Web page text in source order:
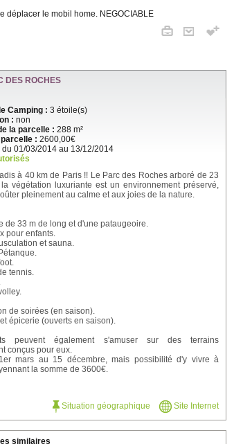
déplacer le mobil home. NEGOCIABLE
DES ROCHES
Camping : 3 étoile(s)
: non
la parcelle : 288 m²
: 2600,00€
du 01/03/2014 au 13/12/2014
à 40 km de Paris !! Le Parc des Roches arboré de 23
végétation luxuriante est un environnement préservé,
pleinement au calme et aux joies de la nature.
de 33 m de long et d'une pataugeoire.
pour enfants.
et sauna.
tennis.
de soirées (en saison).
épicerie (ouverts en saison).
peuvent également s'amuser sur des terrains
conçus pour eux.
mars au 15 décembre, mais possibilité d'y vivre à
la somme de 3600€.
Situation géographique Site Internet
similaires